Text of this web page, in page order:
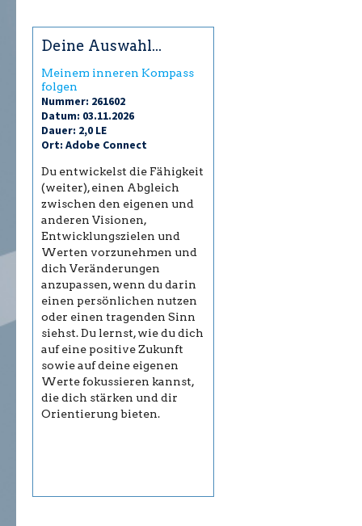
Deine Auswahl...
Meinem inneren Kompass
folgen
Nummer: 261602
Datum: 03.11.2026
Dauer: 2,0 LE
Ort: Adobe Connect
Du entwickelst die Fähigkeit
(weiter), einen Abgleich
zwischen den eigenen und
anderen Visionen,
Entwicklungszielen und
Werten vorzunehmen und
dich Veränderungen
anzupassen, wenn du darin
einen persönlichen nutzen
oder einen tragenden Sinn
siehst. Du lernst, wie du dich
auf eine positive Zukunft
sowie auf deine eigenen
Werte fokussieren kannst,
die dich stärken und dir
Orientierung bieten.